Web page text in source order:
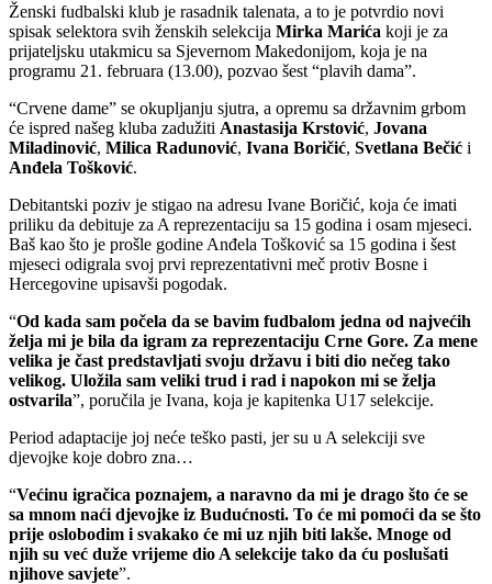
Ženski fudbalski klub je rasadnik talenata, a to je potvrdio novi
spisak selektora svih ženskih selekcija Mirka Marića koji je za
prijateljsku utakmicu sa Sjevernom Makedonijom, koja je na
programu 21. februara (13.00), pozvao šest “plavih dama”.
“Crvene dame” se okupljanju sjutra, a opremu sa državnim grbom
će ispred našeg kluba zadužiti Anastasija Krstović, Jovana
Miladinović, Milica Radunović, Ivana Boričić, Svetlana Bečić i
Anđela Tošković.
Debitantski poziv je stigao na adresu Ivane Boričić, koja će imati
priliku da debituje za A reprezentaciju sa 15 godina i osam mjeseci.
Baš kao što je prošle godine Anđela Tošković sa 15 godina i šest
mjeseci odigrala svoj prvi reprezentativni meč protiv Bosne i
Hercegovine upisavši pogodak.
“Od kada sam počela da se bavim fudbalom jedna od najvećih
želja mi je bila da igram za reprezentaciju Crne Gore. Za mene
velika je čast predstavljati svoju državu i biti dio nečeg tako
velikog. Uložila sam veliki trud i rad i napokon mi se želja
ostvarila”, poručila je Ivana, koja je kapitenka U17 selekcije.
Period adaptacije joj neće teško pasti, jer su u A selekciji sve
djevojke koje dobro zna…
“Većinu igračica poznajem, a naravno da mi je drago što će se
sa mnom naći djevojke iz Budućnosti. To će mi pomoći da se što
prije oslobodim i svakako će mi uz njih biti lakše. Mnoge od
njih su već duže vrijeme dio A selekcije tako da ću poslušati
njihove savjete”.